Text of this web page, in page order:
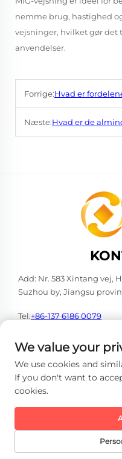
nemme brug, hastighed
vejsninger, hvilket gør det
anvendelser.
Forrige:Hvad er fordelene ved at
Næste:Hvad er de
Add: Nr. 583 Xintang vej,
Suzhou by, Jiangsu
Tel:+86-137 6186 0079
[email protected]
Copyright © 2026 Faith-
We value your
We use cookies and
If you don't want to
cookies.